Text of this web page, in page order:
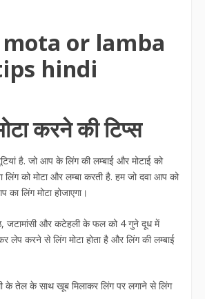
or lamba
hindi
करने की टिप्स
है. जो आप के लिंग की लम्बाई और मोटाई को
लिंग को मोटा और लम्बा करती है. हम जो दवा आप को
लिंग मोटा होजाएगा।
जटामांसी और कटेहली के फल को 4 गुने दूध में
लेप करने से लिंग मोटा होता है और लिंग की लम्बाई
के तेल के साथ खूब मिलाकर लिंग पर लगाने से लिंग